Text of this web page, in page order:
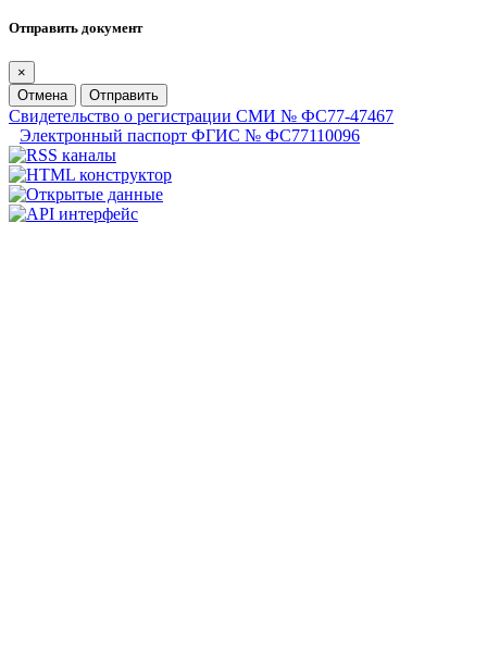
Отправить документ
×
Отмена
Отправить
Свидетельство о регистрации СМИ № ФС77-47467
Электронный паспорт ФГИС № ФС77110096